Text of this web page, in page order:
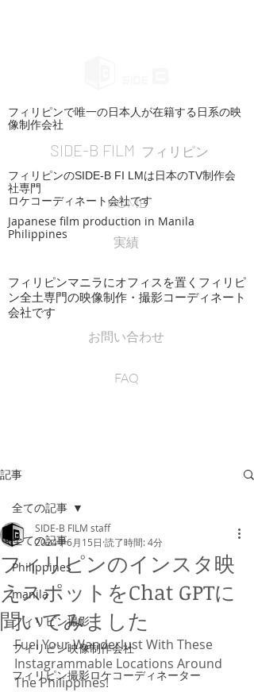
フィリピンで唯一の日本人が在籍する日系の映
像制作会社
SIDE-B FILM フィリピン
Japanese film production in Manila
Philippines
HOME
実績
フィリピンのSIDE-B FI LMは日本のTV制作会
社専門
ロケコーディネート会社です
フィリピンマニラにオフィスを置くフィリピ
ン全土専門の映像制作・撮影コーディネート
会社です
お問い合わせ
FAQ
記事
全ての記事
Philippines
manila
フィリピン撮影
フィリピン映像制作会社
フィリピン撮影ロケコーディネーター
全ての記事
フィリピンのインスタ映
えスポットをChat GPTに
聞いてみました
SIDE-B FILM staff
2024年6月15日 読了時間: 4分
Fuel Your Wanderlust With These
Instagrammable Locations Around
The Philippines!